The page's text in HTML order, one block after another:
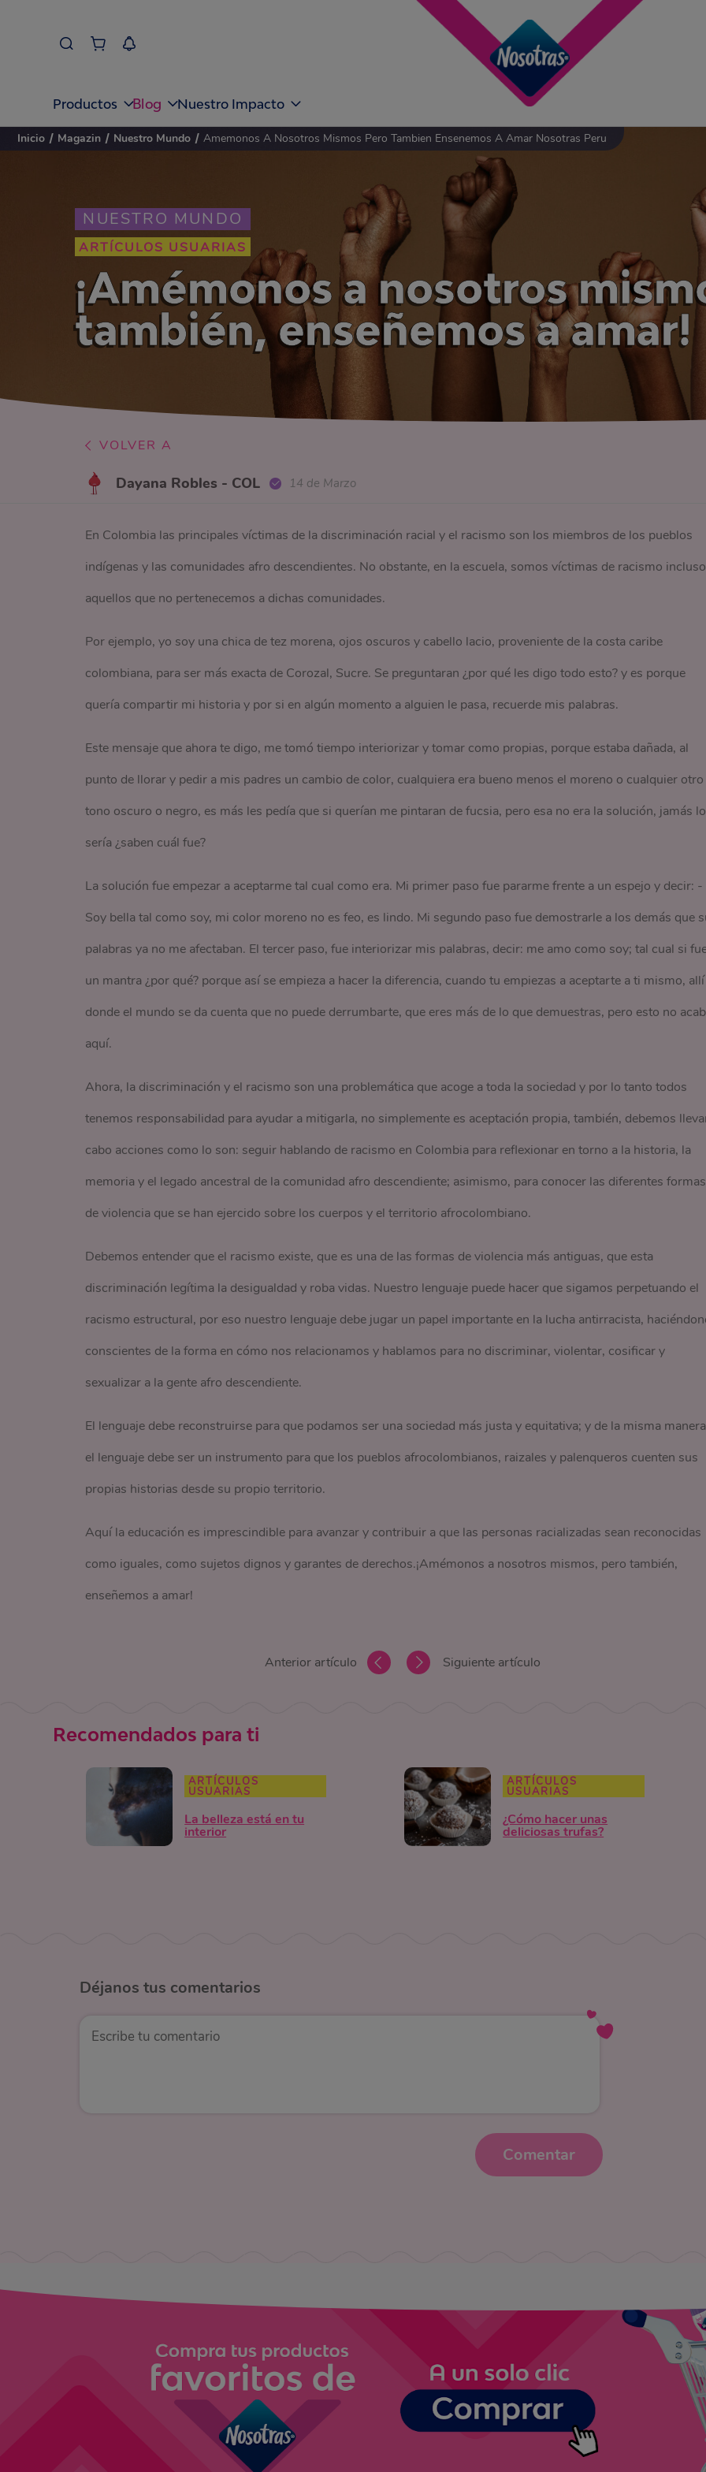
Productos Blog Nuestro Impacto
NUESTRO MUNDO
ARTÍCULOS USUARIAS
¡Amémonos a nosotros
también, enseñemos a amar!
Inicio / Magazin / Nuestro Mundo / Amemonos A Nosotros Mismos Pero Tambien Ensenemos A Amar Nosotras Peru
VOLVER A
Dayana Robles - COL 14 de Marzo
En Colombia las principales víctimas de la discriminación racial y el racismo son los miembros de los pueblos
indígenas y las comunidades afro descendientes. No obstante, en la escuela, somos víctimas de racismo incluso
aquellos que no pertenecemos a dichas comunidades.
Por ejemplo, yo soy una chica de tez morena, ojos oscuros y cabello lacio, proveniente de la costa caribe
colombiana, para ser más exacta de Corozal, Sucre. Se preguntaran ¿por qué les digo todo esto? y es porque
quería compartir mi historia y por si en algún momento a alguien le pasa, recuerde mis palabras.
Este mensaje que ahora te digo, me tomó tiempo interiorizar y tomar como propias, porque estaba dañada, al
punto de llorar y pedir a mis padres un cambio de color, cualquiera era bueno menos el moreno o cualquier otro
tono oscuro o negro, es más les pedía que si querían me pintaran de fucsia, pero esa no era la solución, jamás lo
sería ¿saben cuál fue?
La solución fue empezar a aceptarme tal cual como era. Mi primer paso fue pararme frente a un espejo y decir: -
Soy bella tal como soy, mi color moreno no es feo, es lindo. Mi segundo paso fue demostrarle a los demás que
palabras ya no me afectaban. El tercer paso, fue interiorizar mis palabras, decir: me amo como soy; tal cual si
un mantra ¿por qué? porque así se empieza a hacer la diferencia, cuando tu empiezas a aceptarte a ti mismo,
donde el mundo se da cuenta que no puede derrumbarte, que eres más de lo que demuestras, pero esto no
aquí.
Ahora, la discriminación y el racismo son una problemática que acoge a toda la sociedad y por lo tanto todos
tenemos responsabilidad para ayudar a mitigarla, no simplemente es aceptación propia, también, debemos
cabo acciones como lo son: seguir hablando de racismo en Colombia para reflexionar en torno a la historia, la
memoria y el legado ancestral de la comunidad afro descendiente; asimismo, para conocer las diferentes formas
de violencia que se han ejercido sobre los cuerpos y el territorio afrocolombiano.
Debemos entender que el racismo existe, que es una de las formas de violencia más antiguas, que esta
discriminación legítima la desigualdad y roba vidas. Nuestro lenguaje puede hacer que sigamos perpetuando el
racismo estructural, por eso nuestro lenguaje debe jugar un papel importante en la lucha antirracista,
conscientes de la forma en cómo nos relacionamos y hablamos para no discriminar, violentar, cosificar y
sexualizar a la gente afro descendiente.
El lenguaje debe reconstruirse para que podamos ser una sociedad más justa y equitativa; y de la misma
el lenguaje debe ser un instrumento para que los pueblos afrocolombianos, raizales y palenqueros cuenten sus
propias historias desde su propio territorio.
Aquí la educación es imprescindible para avanzar y contribuir a que las personas racializadas sean reconocidas
como iguales, como sujetos dignos y garantes de derechos.¡Amémonos a nosotros mismos, pero también,
enseñemos a amar!
Anterior artículo Siguiente artículo
Recomendados para ti
ARTÍCULOS
USUARIAS
La belleza está en tu
interior
ARTÍCULOS
USUARIAS
¿Cómo hacer unas
deliciosas trufas?
Déjanos tus comentarios
Comentar